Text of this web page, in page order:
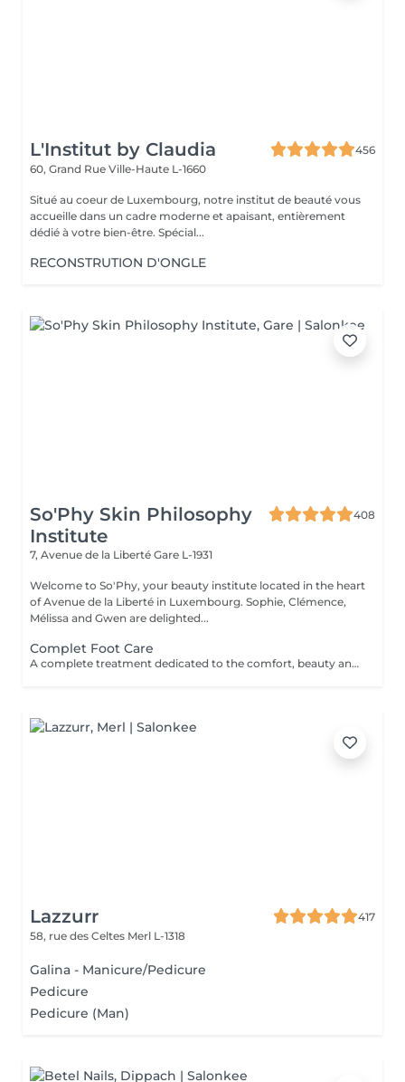
L'Institut by Claudia
456
60, Grand Rue Ville-Haute L-1660
Situé au coeur de Luxembourg, notre institut de beauté vous
accueille dans un cadre moderne et apaisant, entièrement
dédié à votre bien-être. Spécial...
RECONSTRUTION D'ONGLE
So'Phy Skin Philosophy
Institute
408
7, Avenue de la Liberté Gare L-1931
Welcome to So'Phy, your beauty institute located in the heart
of Avenue de la Liberté in Luxembourg. Sophie, Clémence,
Mélissa and Gwen are delighted...
Complet Foot Care
A complete treatment dedicated to the comfort, beauty and lightness of the feet. The treatment begins with a relaxing foot bath, followed by a gentle exfoliation to remove dead skin cells and restore smooth, soft skin. A nourishing mask is then applied for deep hydration, while the nails and cuticles are carefully treated for a clean and well-groomed result. The treatment continues with a relaxing moment, providing an immediate feeling of comfort and lightness. Feet feel softer, the skin is nourished and the nails look perfectly groomed. Classic nail polish is not provided at the institute. If you wish, we can apply your own nail polish by selecting the corresponding option.
Lazzurr
417
58, rue des Celtes Merl L-1318
Galina - Manicure/Pedicure
Pedicure
Pedicure (Man)